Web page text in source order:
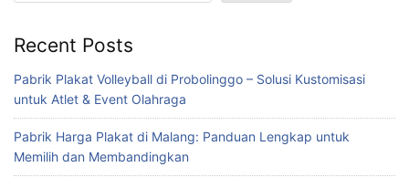
Recent Posts
Pabrik Plakat Volleyball di Probolinggo – Solusi Kustomisasi
untuk Atlet & Event Olahraga
Pabrik Harga Plakat di Malang: Panduan Lengkap untuk
Memilih dan Membandingkan